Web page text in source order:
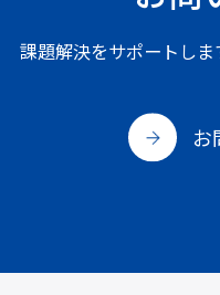
課題解決をサポートしま
お